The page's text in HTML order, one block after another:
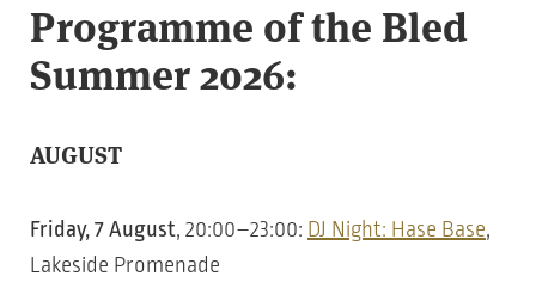
Programme of the Bled
Summer 2026:
AUGUST
Friday, 7 August, 20:00–23:00: DJ Night: Hase Base,
Lakeside Promenade